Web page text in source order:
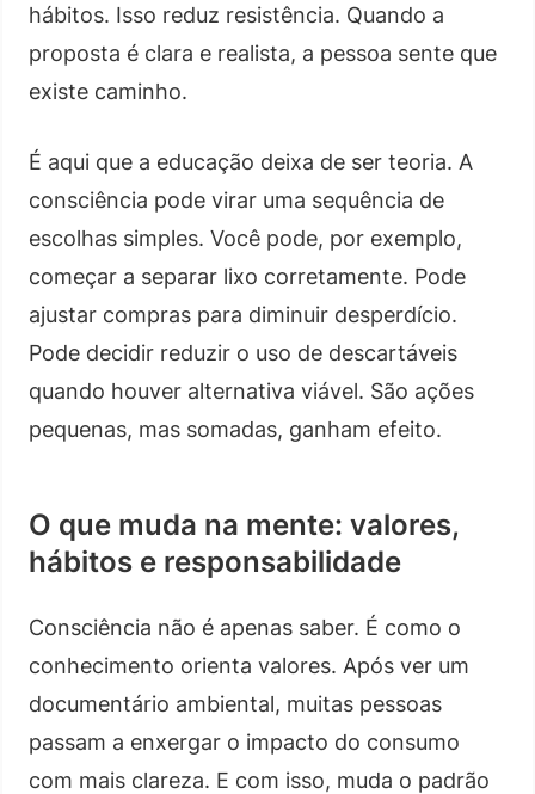
hábitos. Isso reduz resistência. Quando a
proposta é clara e realista, a pessoa sente que
existe caminho.
É aqui que a educação deixa de ser teoria. A
consciência pode virar uma sequência de
escolhas simples. Você pode, por exemplo,
começar a separar lixo corretamente. Pode
ajustar compras para diminuir desperdício.
Pode decidir reduzir o uso de descartáveis
quando houver alternativa viável. São ações
pequenas, mas somadas, ganham efeito.
O que muda na mente: valores,
hábitos e responsabilidade
Consciência não é apenas saber. É como o
conhecimento orienta valores. Após ver um
documentário ambiental, muitas pessoas
passam a enxergar o impacto do consumo
com mais clareza. E com isso, muda o padrão